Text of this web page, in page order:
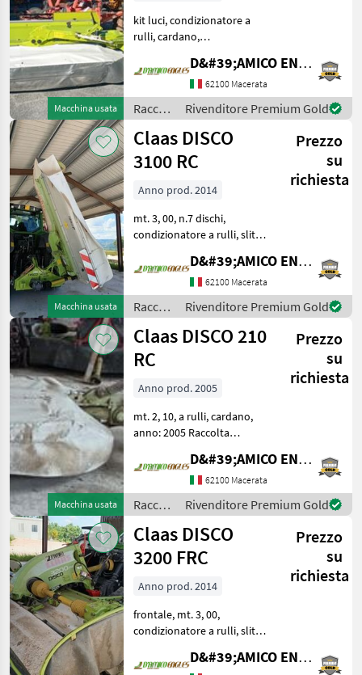
Macchina usata
kit luci, condizionatore a
rulli, cardano,
(ottimo stato) Raccolta
mangimi Altre macchine
per raccolta mangimi
D&#39;AMICO ENGLES SRL
62100 Macerata
Raccolta
mangimi
/ Claas
Rivenditore Premium Gold
Macchina usata
Claas DISCO
3100 RC
Prezzo
su
richiesta
Anno prod. 2014
mt. 3, 00, n.7 dischi,
condizionatore a rulli, slitte,
11, 50 qli, anno: 2014
Raccolta mangimi Altre
macchine per raccolta
mangimi
D&#39;AMICO ENGLES SRL
62100 Macerata
Raccolta
mangimi
/ Claas
Rivenditore Premium Gold
Macchina usata
Claas DISCO 210
RC
Prezzo
su
richiesta
Anno prod. 2005
mt. 2, 10, a rulli, cardano,
anno: 2005 Raccolta
per raccolta mangimi
D&#39;AMICO ENGLES SRL
62100 Macerata
Raccolta
mangimi
/ Claas
Rivenditore Premium Gold
Claas DISCO
3200 FRC
Prezzo
su
richiesta
Anno prod. 2014
frontale, mt. 3, 00,
condizionatore a rulli, slitte,
2014 Raccolta mangimi
D&#39;AMICO ENGLES SRL